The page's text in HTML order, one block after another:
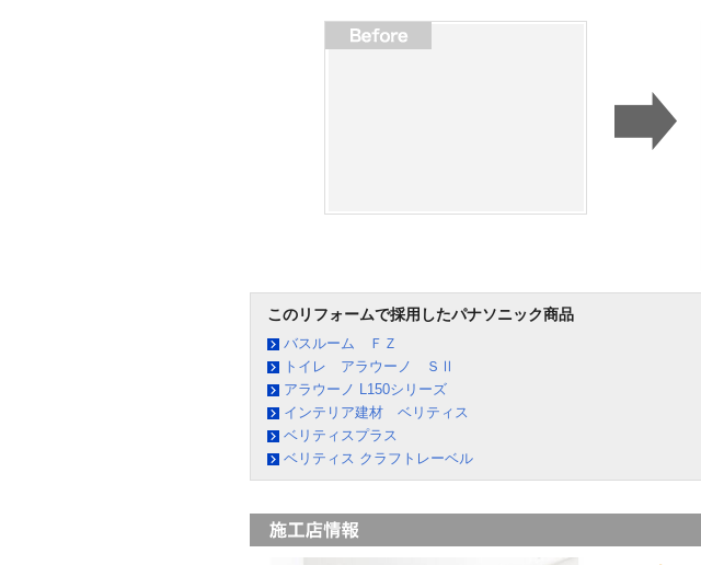
このリフォームで採用したパナソニック商品
バスルーム ＦＺ
トイレ アラウーノ ＳⅡ
アラウーノ L150シリーズ
インテリア建材 ベリティス
ベリティスプラス
ベリティス クラフトレーベル